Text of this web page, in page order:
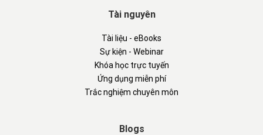
Tài nguyên
Tài liệu - eBooks
Sự kiện - Webinar
Khóa học trực tuyến
Ứng dụng miễn phí
Trắc nghiệm chuyên môn
Blogs